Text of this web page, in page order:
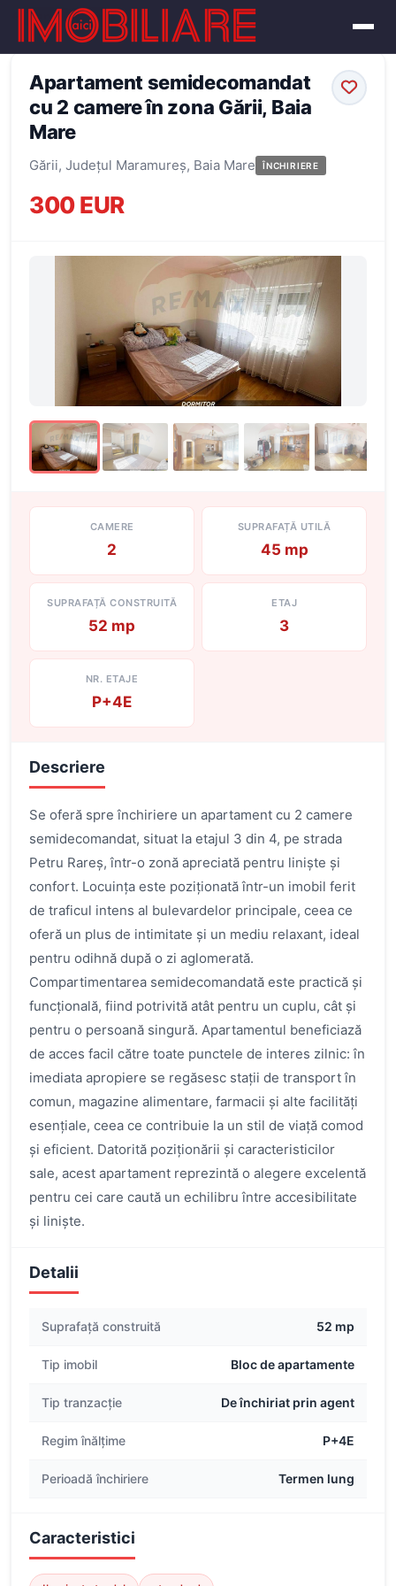
← Înapoi la oferte
Apartament semidecomandat
cu 2 camere în zona Gării, Baia
Mare
Gării, Județul Maramureș, Baia Mare ÎNCHIRIERE
300 EUR
CAMERE
2
SUPRAFAȚĂ UTILĂ
45 mp
SUPRAFAȚĂ CONSTRUITĂ
52 mp
ETAJ
3
NR. ETAJE
P+4E
Descriere
Se oferă spre închiriere un apartament cu 2 camere
semidecomandat, situat la etajul 3 din 4, pe strada
Petru Rareș, într-o zonă apreciată pentru liniște și
confort. Locuința este poziționată într-un imobil ferit
de traficul intens al bulevardelor principale, ceea ce
oferă un plus de intimitate și un mediu relaxant, ideal
pentru odihnă după o zi aglomerată.
Compartimentarea semidecomandată este practică și
funcțională, fiind potrivită atât pentru un cuplu, cât și
pentru o persoană singură. Apartamentul beneficiază
de acces facil către toate punctele de interes zilnic: în
imediata apropiere se regăsesc stații de transport în
comun, magazine alimentare, farmacii și alte facilități
esențiale, ceea ce contribuie la un stil de viață comod
și eficient. Datorită poziționării și caracteristicilor
sale, acest apartament reprezintă o alegere excelentă
pentru cei care caută un echilibru între accesibilitate
și liniște.
Detalii
Suprafață construită 52 mp
Tip imobil Bloc de apartamente
Tip tranzacție De închiriat prin agent
Regim înălțime P+4E
Perioadă închiriere Termen lung
Caracteristici